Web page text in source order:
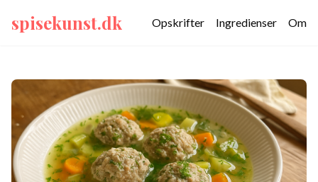
spisekunst.dk Opskrifter Ingredienser Om